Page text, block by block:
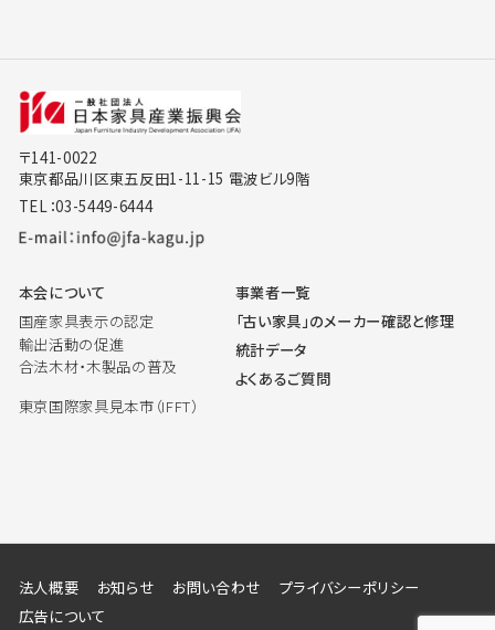
〒141-0022
東京都品川区東五反田1-11-15 電波ビル9階
TEL：03-5449-6444
本会について
国産家具表示の認定
輸出活動の促進
合法木材・木製品の普及
東京国際家具見本市（IFFT）
事業者一覧
「古い家具」のメーカー確認と修理
統計データ
よくあるご質問
法人概要 お知らせ お問い合わせ
プライバシーポリシー
広告について